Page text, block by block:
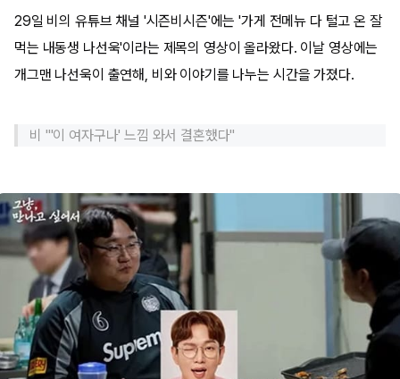
29일 비의 유튜브 채널 '시즌비시즌'에는 '가게 전메뉴 다 털고 온 잘
먹는 내동생 나선욱'이라는 제목의 영상이 올라왔다. 이날 영상에는
개그맨 나선욱이 출연해, 비와 이야기를 나누는 시간을 가졌다.
비 "'이 여자구나' 느낌 와서 결혼했다"